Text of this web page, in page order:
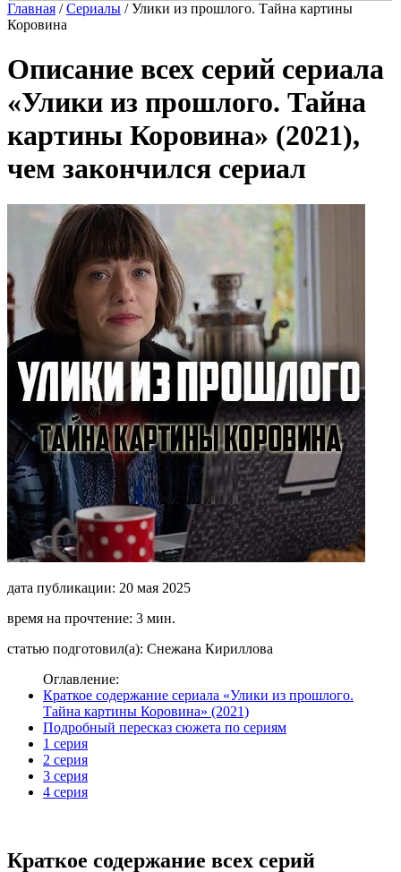
Главная /Сериалы /Улики из прошлого. Тайна картины
Коровина
Описание всех серий сериала
«Улики из прошлого. Тайна
картины Коровина» (2021),
чем закончился сериал
дата публикации: 20 мая 2025
время на прочтение: 3 мин.
статью подготовил(а): Снежана Кириллова
Оглавление:
Краткое содержание сериала «Улики из прошлого.
Тайна картины Коровина» (2021)
Подробный пересказ сюжета по сериям
1 серия
2 серия
3 серия
4 серия
Краткое содержание всех серий